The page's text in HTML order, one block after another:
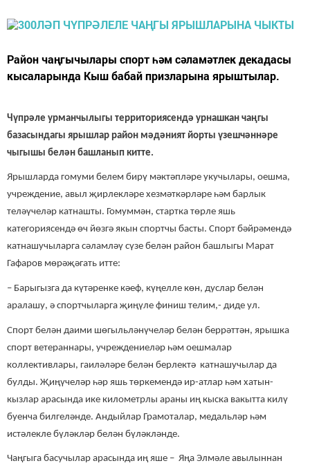
Район чаңгычылары спорт һәм сәламәтлек декадасы
кысаларында Кыш бабай призларына ярыштылар.
Чүпрәле урманчылыгы территориясендә урнашкан чаңгы
базасындагы ярышлар район мәдәният йорты үзешчәннәре
чыгышы белән башланып китте.
Ярышларда гомуми белем бирү мәктәпләре укучылары, оешма,
учреждение, авыл җирлекләре хезмәткәрләре һәм барлык
теләүчеләр катнашты. Гомуммән, стартка төрле яшь
категориясендә өч йөзгә якын спортчы басты. Спорт бәйрәмендә
катнашучыларга сәламләү сүзе белән район башлыгы Марат
Гафаров мөрәҗәгать итте:
– Барыгызга да күтәренке кәеф, күңелле көн, дуслар белән
аралашу, ә спортчыларга җиңүле финиш телим,- диде ул.
Спорт белән даими шөгыльләнүчеләр белән беррәттән, ярышка
спорт ветераннары, учреждениеләр һәм оешмалар
коллективлары, гаиләләре белән берлектә катнашучылар да
булды. Җиңүчеләр һәр яшь төркемендә ир-атлар һәм хатын-
кызлар арасында ике километрлы араны иң кыска вакытта килү
буенча билгеләнде. Андыйлар Грамоталар, медальләр һәм
истәлекле бүләкләр белән бүләкләнде.
Чаңгыга басучылар арасында иң яше – Яңа Элмәле авылыннан